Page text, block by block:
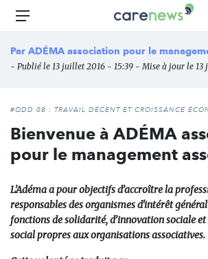
Aller
principal
Carenews,
des
l'engagement
Menu
Par ADÉMA association pour le
- Publié le 13 juillet 2016 - 15:39 - Mise à jour le 13
#ODD 08 : TRAVAIL DÉCENT ET CROISSANCE
Bienvenue à ADÉMA
pour le management
L’Adéma a pour objectifs d’accroître la
responsables des organismes d'intérêt
fonctions de solidarité, d’innovation sociale
social propres aux organisations associatives.